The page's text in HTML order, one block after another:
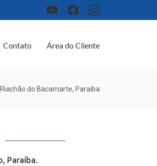
Contato Área do Cliente
Riachão do Bacamarte, Paraíba
Paraíba.